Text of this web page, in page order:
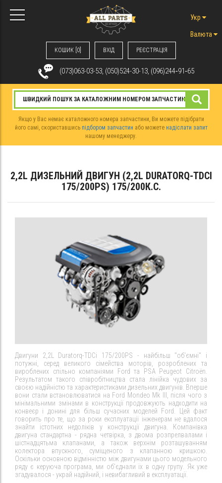
КОШИК [0] ВХIД РЕЄСТРАЦІЯ
Укр
Валюта
(073)063-03-53, (050)524-30-13, (096)244‑91‑65
Якщо у Вас немає каталожного номера запчастини, Ви можете підібрати
його самі, скориставшись підбором запчастин або можете надіслати запит
нашому менеджеру.
2,2L ДИЗЕЛЬНИЙ ДВИГУН (2,2L DURATORQ-TDCI
175/200PS) 175/200К.С.
Двигуни 2,2L Duratorq-TDCi 175/200PS - найбільш "об'ємні" і
потужні, серед великого сімейства моторів, розроблених та
вироблених спільно компаніями Ford та PSA Peugeot Citroën.
Результатом такого співробітництва стала лінійка чудових за
своєю надійністю та характеристиками дизельних двигунів. Вперше
вони стали встановлюватися на Ford Mondeo Mk III, після чого з
мінімальними змінами в конструкції продовжують надходити на
конвеєр і донині для більш сучасних моделей Ford. Цей факт
говорить про те, що за роки експлуатації інженерам не вдалося
знайти істотних недоліків у конструкції двигуна. Компанівка
двигуна стандартна - рядна четвірка, з двома розпрелвалами і
шістнадцятьма клапанами, а також верхнім розташуванням
колектора впускного, суміщеного з клапанною кришкою.
Оскільки основною відмінністю між двигунами цього модельного
ряду є керуюча програма, ми об'єднали їх в одну групу. Як уже
згадувалося - украй надійний, і невибагливий в експлуатації.